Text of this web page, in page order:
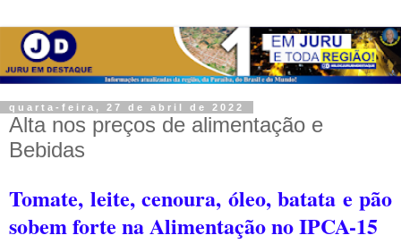
quarta-feira, 27 de abril de 2022
Alta nos preços de alimentação e
Bebidas
Tomate, leite, cenoura, óleo, batata e pão
sobem forte na Alimentação no IPCA-15